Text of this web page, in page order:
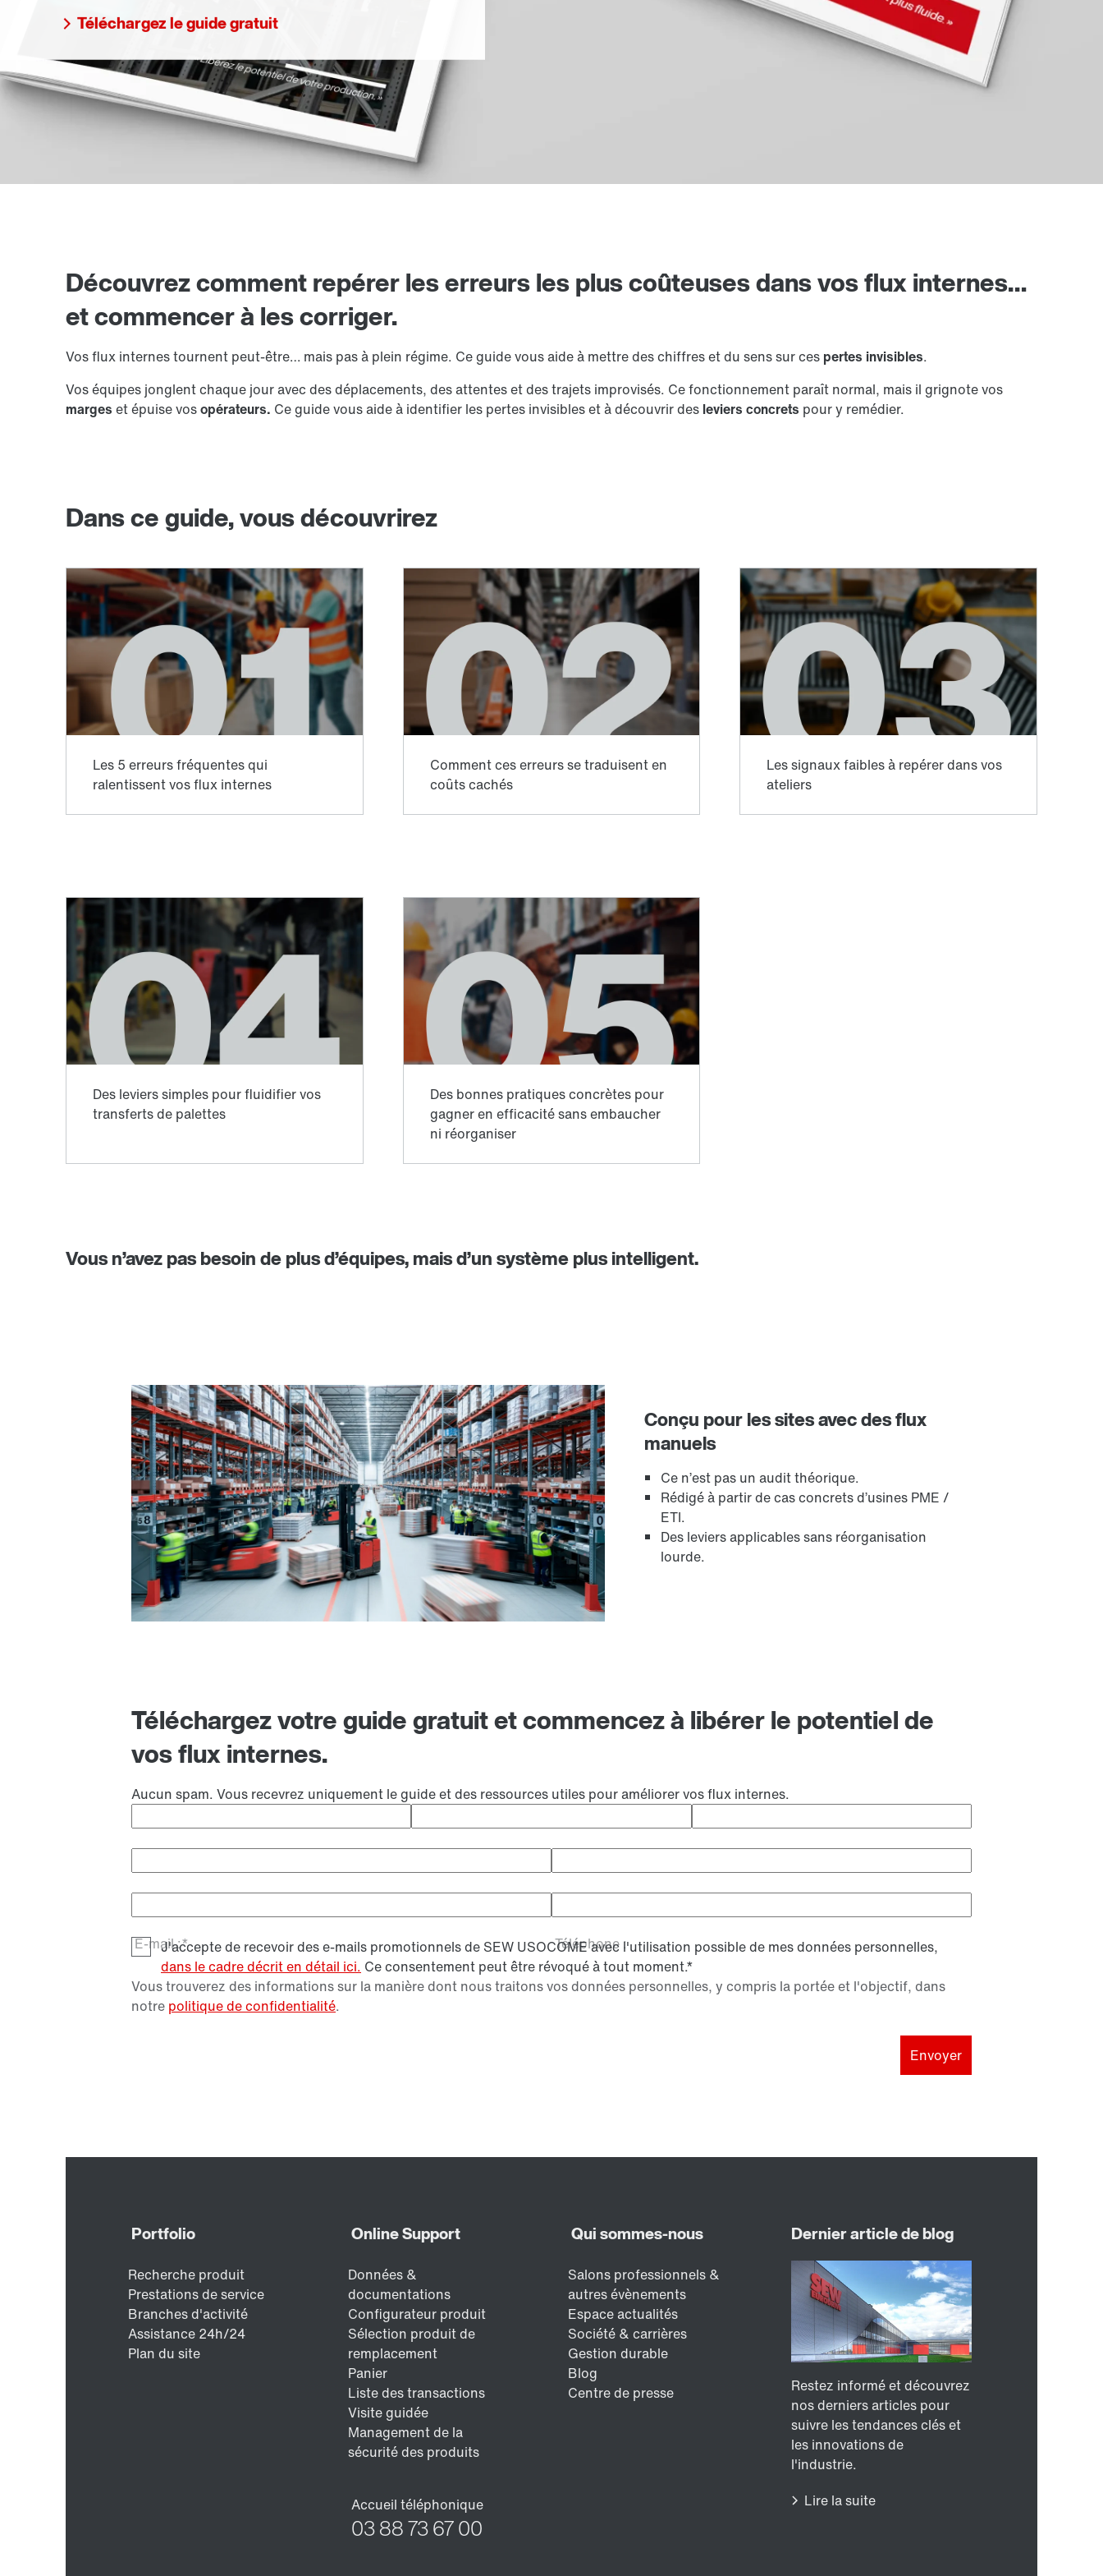
Téléchargez le guide gratuit
Découvrez comment repérer les erreurs les plus coûteuses dans vos flux internes…
et commencer à les corriger.
Vos flux internes tournent peut-être… mais pas à plein régime. Ce guide vous aide à mettre des chiffres et du sens sur ces pertes invisibles.
Vos équipes jonglent chaque jour avec des déplacements, des attentes et des trajets improvisés. Ce fonctionnement paraît normal, mais il grignote vos
marges et épuise vosopérateurs. Ce guide vous aide à identifier les pertes invisibles et à découvrir des leviers concrets pour y remédier.
Dans ce guide, vous découvrirez
Vous n’avez pas besoin de plus d’équipes, mais d’un système plus intelligent.
Conçu pour les sites avec des flux
manuels
Ce n’est pas un audit théorique.
Rédigé à partir de cas concrets d’usines PME /
ETI.
Des leviers applicables sans réorganisation
lourde.
Téléchargez votre guide gratuit et commencez à libérer le potentiel de
vos flux internes.
Aucun spam. Vous recevrez uniquement le guide et des ressources utiles pour améliorer vos flux internes.
Nom :* Prénom :* Fonction :
Entreprise :* Code postal :*
E-mail :* Téléphone :
J'accepte de recevoir des e-mails promotionnels de SEW USOCOME avec l'utilisation possible de mes données personnelles,
dans le cadre décrit en détail ici. Ce consentement peut être révoqué à tout moment.*
Vous trouverez des informations sur la manière dont nous traitons vos données personnelles, y compris la portée et l'objectif, dans
notre politique de confidentialité.
Envoyer